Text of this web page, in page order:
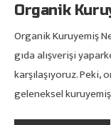
Organik
Organik Kuruyemiş
gıda alışverişi
karşılaşıyoruz.
geleneksel